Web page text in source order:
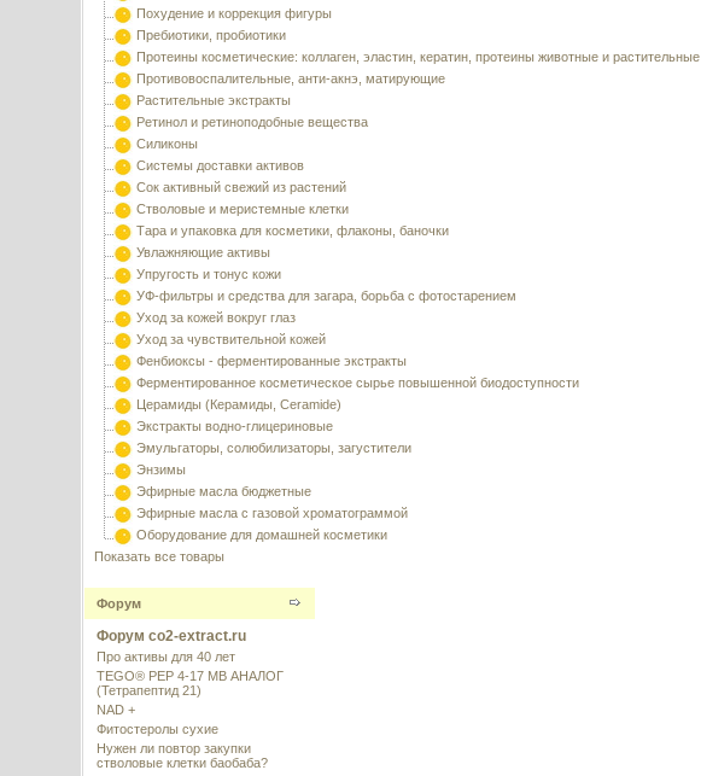
Похудение и коррекция фигуры
Пребиотики, пробиотики
Протеины косметические: коллаген, эластин, кератин, протеины животные и растительные
Противовоспалительные, анти-акнэ, матирующие
Растительные экстракты
Ретинол и ретиноподобные вещества
Силиконы
Системы доставки активов
Сок активный свежий из растений
Стволовые и меристемные клетки
Тара и упаковка для косметики, флаконы, баночки
Увлажняющие активы
Упругость и тонус кожи
УФ-фильтры и средства для загара, борьба с фотостарением
Уход за кожей вокруг глаз
Уход за чувствительной кожей
Фенбиоксы - ферментированные экстракты
Ферментированное косметическое сырье повышенной биодоступности
Церамиды (Керамиды, Ceramide)
Экстракты водно-глицериновые
Эмульгаторы, солюбилизаторы, загустители
Энзимы
Эфирные масла бюджетные
Эфирные масла с газовой хроматограммой
Оборудование для домашней косметики
Показать все товары
Форум
Форум co2-extract.ru
Про активы для 40 лет
TEGO® PEP 4-17 MB АНАЛОГ
(Тетрапептид 21)
NAD +
Фитостеролы сухие
Нужен ли повтор закупки
стволовые клетки баобаба?